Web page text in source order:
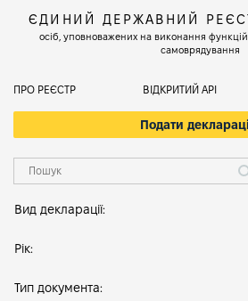
ЄДИНИЙ ДЕРЖАВНИЙ
осіб, уповноважених на виконання
самоврядування
ПРО РЕЄСТР ВІДКРИТИЙ АРІ
Подати
Вид декларації:
Рік:
Тип документа: